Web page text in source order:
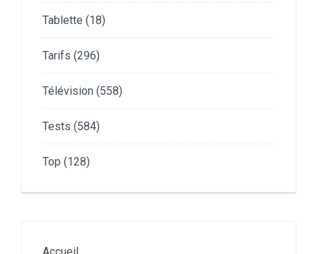
Tablette (18)
Tarifs (296)
Télévision (558)
Tests (584)
Top (128)